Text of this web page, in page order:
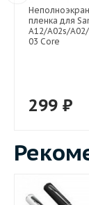
пленка для
A12/A02s/
03 Core
299 ₽